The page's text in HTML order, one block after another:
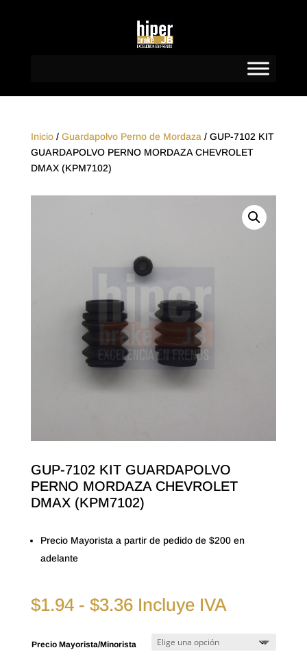
Inicio/ Guardapolvo Perno de Mordaza / GUP-7102 KIT
GUARDAPOLVO PERNO MORDAZA CHEVROLET
DMAX (KPM7102)
GUP-7102 KIT GUARDAPOLVO
PERNO MORDAZA CHEVROLET
DMAX (KPM7102)
Precio Mayorista a partir de pedido de $200 en
adelante
$1.94 - $3.36Rango
precios:
desde
Incluye IVA
Precio Mayorista/Minorista